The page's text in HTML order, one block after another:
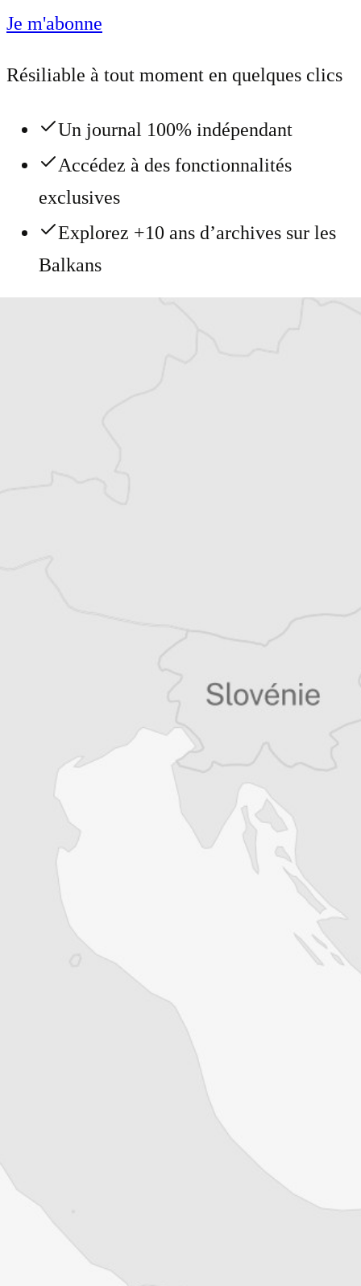
Je m'abonne
Résiliable à tout moment en quelques clics
Un journal 100% indépendant
Accédez à des fonctionnalités
exclusives
Explorez +10 ans d’archives sur les
Balkans